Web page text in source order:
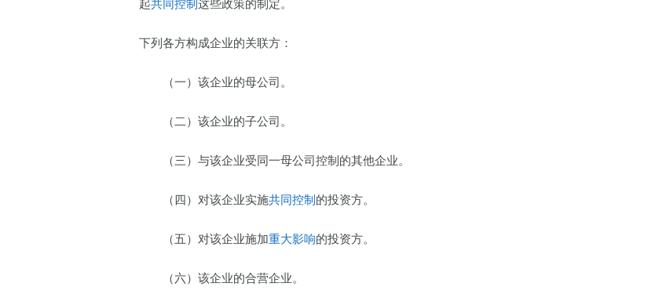
起共同控制 这些政策的制定。
下列各方构成企业的关联方：
（一）该企业的母公司。
（二）该企业的子公司。
（三）与该企业受同一母公司控制的其他企业。
（四）对该企业实施共同控制 的投资方。
（五）对该企业施加重大影响的投资方。
（六）该企业的合营企业。